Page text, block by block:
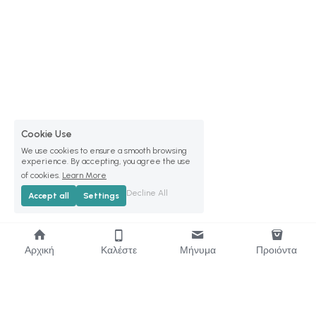
Αρχική Καλέστε Μήνυμα Προιόντα
Cookie Use
We use cookies to ensure a smooth browsing
experience. By accepting, you agree the use
of cookies. Learn More
Accept all Settings Decline All